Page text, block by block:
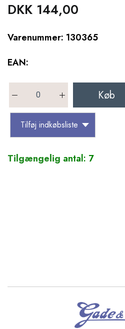
DKK 144,00
Varenummer: 130365
EAN:
Køb
Tilføj indkøbsliste
Tilgængelig antal: 7